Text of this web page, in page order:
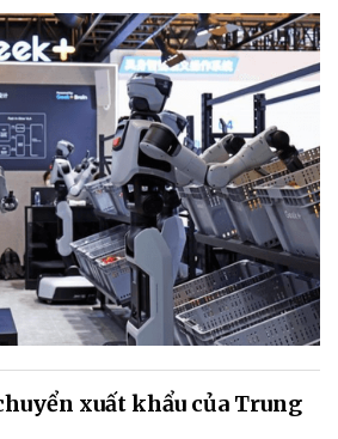
xuất khẩu của Trung